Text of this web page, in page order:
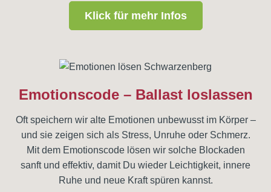
Klick für mehr Infos
Emotionscode – Ballast loslassen
Oft speichern wir alte Emotionen unbewusst im Körper –
und sie zeigen sich als Stress, Unruhe oder Schmerz.
Mit dem Emotionscode lösen wir solche Blockaden
sanft und effektiv, damit Du wieder Leichtigkeit, innere
Ruhe und neue Kraft spüren kannst.